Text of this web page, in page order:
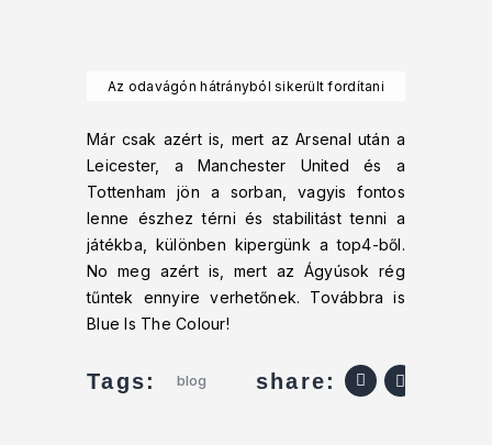
Az odavágón hátrányból sikerült fordítani
Már csak azért is, mert az Arsenal után a
Leicester, a Manchester United és a
Tottenham jön a sorban, vagyis fontos
lenne észhez térni és stabilitást tenni a
játékba, különben kipergünk a top4-ből.
No meg azért is, mert az Ágyúsok rég
tűntek ennyire verhetőnek. Továbbra is
Blue Is The Colour!
Tags: blog share: